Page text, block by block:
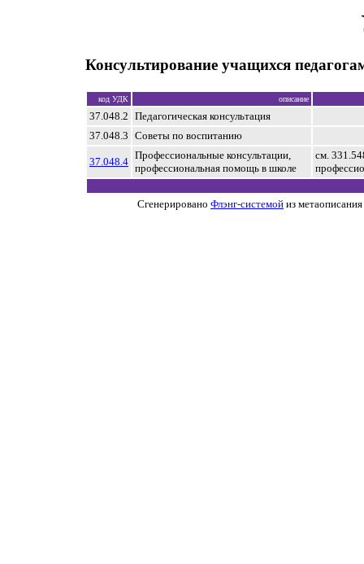
Консультирование учащихся
код УДК описание
37.048.2 Педагогическая консультация
37.048.3 Советы по воспитанию
37.048.4
Профессиональные консультации,
профессиональная помощь в школе
см.
Сгенерировано Флэнг-системой из